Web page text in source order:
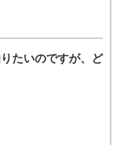
たいのですが、ど